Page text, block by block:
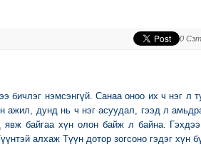
0
бичлэг нэмсэнгүй. Санаа оноо их ч нэг л
ажил, дунд нь ч нэг асуудал, гээд л
байгаа хүн олон байж л байна.
алхаж Түүн дотор зогсоно гэдэг хүн